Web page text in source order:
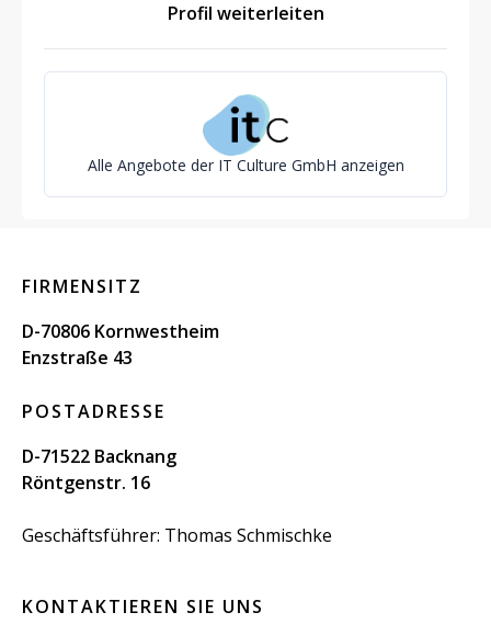
Profil weiterleiten
Alle Angebote der IT Culture GmbH anzeigen
FIRMENSITZ
D-70806 Kornwestheim
Enzstraße 43
POSTADRESSE
D-71522 Backnang
Röntgenstr. 16
Geschäftsführer: Thomas Schmischke
KONTAKTIEREN SIE UNS